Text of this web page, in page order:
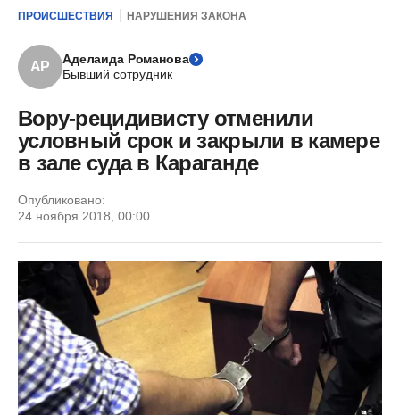
ПРОИСШЕСТВИЯ НАРУШЕНИЯ ЗАКОНА
АР
Аделаида Романова
Бывший сотрудник
Вору-рецидивисту отменили
условный срок и закрыли в камере
в зале суда в Караганде
Опубликовано:
24 ноября 2018, 00:00